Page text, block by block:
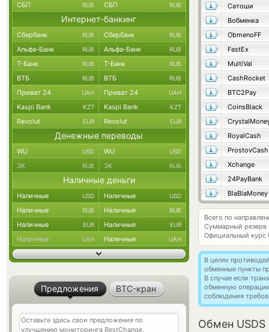
Сатоши
Вобменка
ObmenoFF
FastEx
MultiVal
CashRocket
BTC2Pay
CoinsBlack
RoyalCash
ProstovCash
Xchange
24PayBank
BlaBlaMoney
Всего по
Суммарный резерв
Официальный курс
В целях
обменные пункты
В случае если
обменную
соблюдения
Обмен
СБП RUB СБП RUB
Интернет-банкинг
Сбербанк RUB Сбербанк RUB
Альфа-Банк RUB Альфа-Банк RUB
Т-Банк RUB Т-Банк RUB
ВТБ RUB ВТБ RUB
Приват 24 UAH Приват 24 UAH
Kaspi Bank KZT Kaspi Bank KZT
Revolut EUR Revolut EUR
Денежные переводы
WU USD WU USD
ЗК RUB ЗК RUB
Наличные деньги
Наличные USD Наличные USD
Наличные RUB Наличные RUB
Наличные EUR Наличные EUR
Наличные UAH Наличные UAH
Предложения BTC-кран